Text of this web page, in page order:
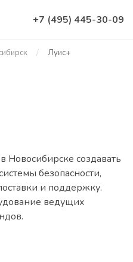
+7 (495) 445-30-09
Луис+
Новосибирске создавать
безопасности,
и поддержку.
ведущих